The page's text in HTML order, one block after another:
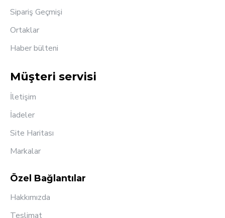
Sipariş Geçmişi
Ortaklar
Haber bülteni
Müşteri servisi
İletişim
İadeler
Site Haritası
Markalar
Özel Bağlantılar
Hakkımızda
Teslimat